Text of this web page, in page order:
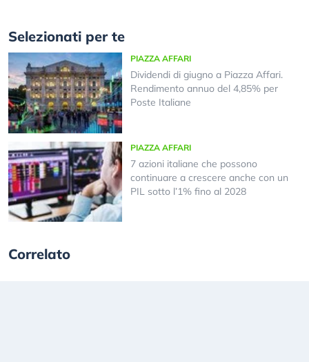
Selezionati per te
PIAZZA AFFARI
Dividendi di giugno a Piazza Affari.
Rendimento annuo del 4,85% per
Poste Italiane
PIAZZA AFFARI
7 azioni italiane che possono
continuare a crescere anche con un
PIL sotto l’1% fino al 2028
Correlato